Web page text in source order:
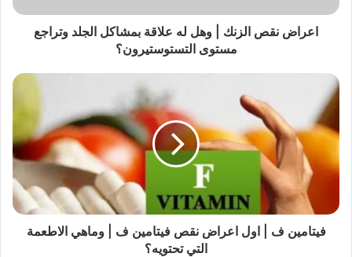
اعراض نقص الزنك | وهل له علاقة بمشاكل الجلد وتراجع
مستوى التستوستيرون؟
فيتامين ف | اول اعراض نقص فيتامين ف | وماهي الاطعمة
التي تحتويه؟